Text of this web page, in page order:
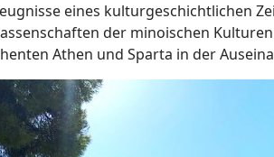
eines kulturgeschichtlichen
der minoischen
Athen und Sparta in der